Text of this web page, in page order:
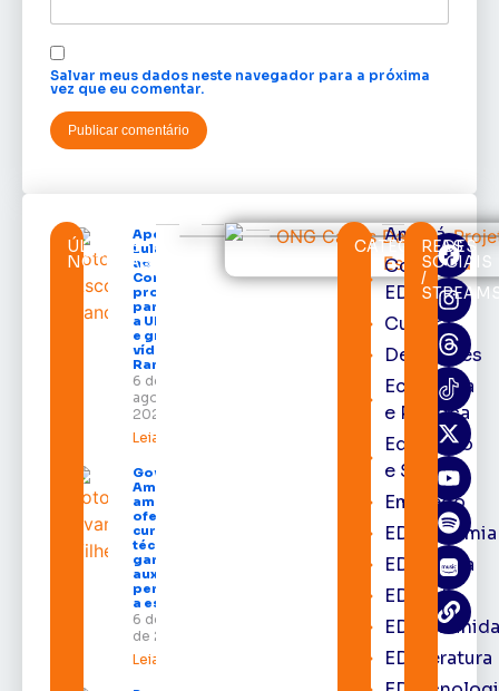
Salvar meus dados neste navegador para a próxima
vez que eu comentar.
ÚLTIMAS
NOTÍCIAS
Após veto,
Lula envia
ao
Congresso
projeto
para criar
a UNIFRON
e grava
vídeo para
Randolfe
6 de
agosto de
2026
Leia mais »
Governo do
Amapá
amplia
oferta de
cursos
técnicos e
garante
auxílio
permanência
a estudantes
6 de agosto
de 2026
Leia mais »
CATEGORIAS
Amapá
Cortes
EDcast
Cultura
Destaques
Economia
e Política
Educação
e Saúde
Emprego
EDacademia
EDbrasília
EDcast
EDliteratura
REDES
SOCIAIS
/